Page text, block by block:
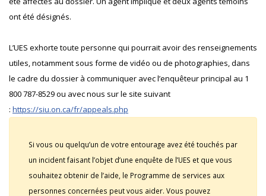
ont été désignés.
L’UES exhorte toute personne qui pourrait avoir des renseignements
utiles, notamment sous forme de vidéo ou de photographies, dans
le cadre du dossier à communiquer avec l’enquêteur principal au 1
800 787-8529 ou avec nous sur le site suivant
: https://siu.on.ca/fr/appeals.php
Si vous ou quelqu’un de votre entourage avez été touchés par
un incident faisant l’objet d’une enquête de l’UES et que vous
souhaitez obtenir de l’aide, le Programme de services aux
personnes concernées peut vous aider. Vous pouvez